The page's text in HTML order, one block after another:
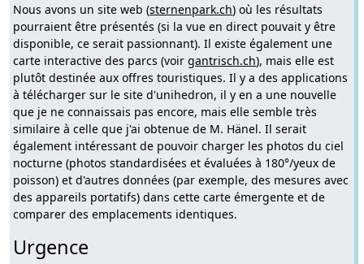
Nous avons un site web (sternenpark.ch) où les résultats
pourraient être présentés (si la vue en direct pouvait y être
disponible, ce serait passionnant). Il existe également une
carte interactive des parcs (voirgantrisch.ch), mais elle est
plutôt destinée aux offres touristiques. Il y a des applications
à télécharger sur le site d'unihedron, il y en a une nouvelle
que je ne connaissais pas encore, mais elle semble très
similaire à celle que j'ai obtenue de M. Hänel. Il serait
également intéressant de pouvoir charger les photos du ciel
nocturne (photos standardisées et évaluées à 180°/yeux de
poisson) et d'autres données (par exemple, des mesures avec
des appareils portatifs) dans cette carte émergente et de
comparer des emplacements identiques.
Urgence